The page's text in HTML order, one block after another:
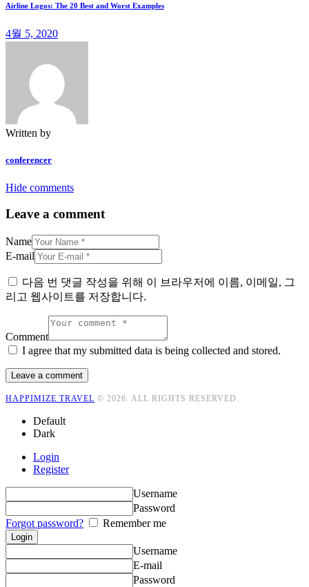
Airline Logos: The 20 Best and Worst Examples
4월 5, 2020
Written by
conferencer
Hide comments
Leave a comment
Name
E-mail
다음 번 댓글 작성을 위해 이 브라우저에 이름, 이메일, 그
리고 웹사이트를 저장합니다.
Comment
I agree that my submitted data is being collected and stored.
HAPPIMIZE TRAVEL © 2026. ALL RIGHTS RESERVED.
Default
Dark
Login
Register
Username
Password
Forgot password?
Remember me
Username
E-mail
Password